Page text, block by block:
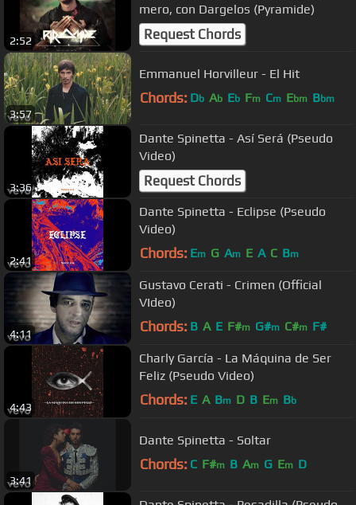
2:52
mero, con Dargelos (Pyramide)
Request Chords
3:57
Emmanuel Horvilleur - El Hit
Chords: Db Ab Eb Fm Cm Ebm Bbm
3:36
Dante Spinetta - Así Será (Pseudo
Video)
Request Chords
2:41
Dante Spinetta - Eclipse (Pseudo
Video)
Chords: Em G Am E A C Bm
4:11
Gustavo Cerati - Crimen (Official
VIdeo)
Chords: B A E F#m G#m C#m F#
4:43
Charly García - La Máquina de Ser
Feliz (Pseudo Video)
Chords: E A Bm D B Em Bb
3:41
Dante Spinetta - Soltar
Chords: C F#m B Am G Em D